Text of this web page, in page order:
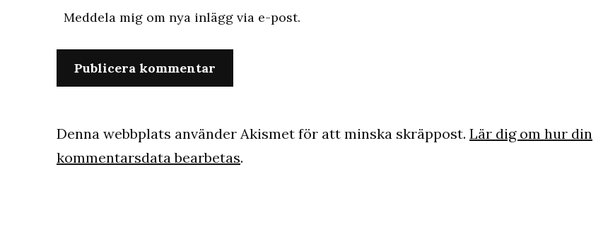
Meddela mig om nya inlägg via e-post.
Denna webbplats använder Akismet för att minska skräppost. Lär dig om hur din
kommentarsdata bearbetas.